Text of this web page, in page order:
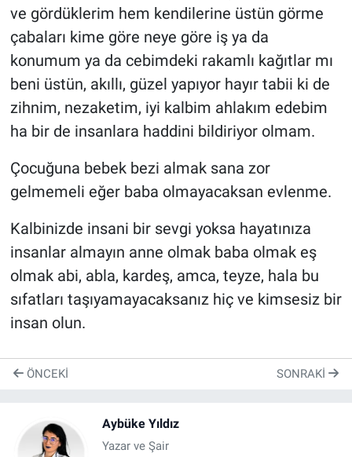
ve gördüklerim hem kendilerine üstün görme
çabaları kime göre neye göre iş ya da
konumum ya da cebimdeki rakamlı kağıtlar mı
beni üstün, akıllı, güzel yapıyor hayır tabii ki de
zihnim, nezaketim, iyi kalbim ahlakım edebim
ha bir de insanlara haddini bildiriyor olmam.
Çocuğuna bebek bezi almak sana zor
gelmemeli eğer baba olmayacaksan evlenme.
Kalbinizde insani bir sevgi yoksa hayatınıza
insanlar almayın anne olmak baba olmak eş
olmak abi, abla, kardeş, amca, teyze, hala bu
sıfatları taşıyamayacaksanız hiç ve kimsesiz bir
insan olun.
ÖNCEKI SONRAKI
Aybüke Yıldız
Yazar ve Şair